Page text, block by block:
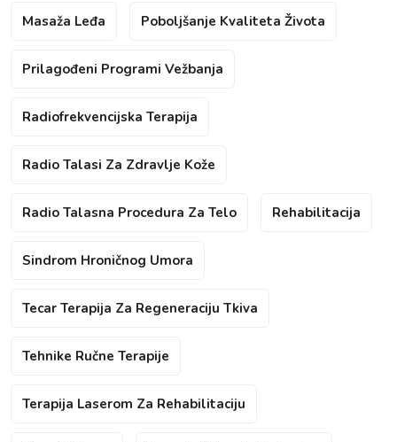
Masaža Leđa Poboljšanje Kvaliteta Života
Prilagođeni Programi Vežbanja
Radiofrekvencijska Terapija
Radio Talasi Za Zdravlje Kože
Radio Talasna Procedura Za Telo Rehabilitacija
Sindrom Hroničnog Umora
Tecar Terapija Za Regeneraciju Tkiva
Tehnike Ručne Terapije
Terapija Laserom Za Rehabilitaciju